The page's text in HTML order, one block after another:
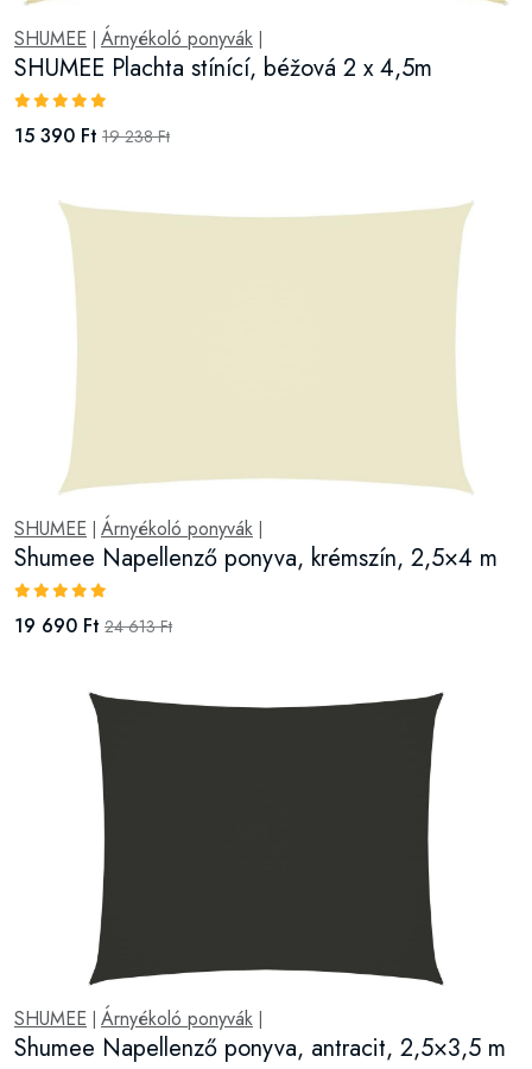
SHUMEE Árnyékoló ponyvák
SHUMEE Plachta stínící, béžová 2 x 4,5m
15 390 Ft 19 238 Ft
SHUMEE Árnyékoló ponyvák
Shumee Napellenző ponyva, krémszín, 2,5×4 m
19 690 Ft 24 613 Ft
SHUMEE Árnyékoló ponyvák
Shumee Napellenző ponyva, antracit, 2,5×3,5 m